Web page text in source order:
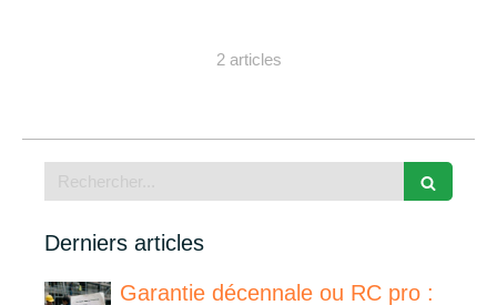
2 articles
Derniers articles
Garantie décennale ou RC pro :